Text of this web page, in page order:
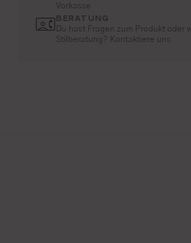
Vorkasse
BERATUNG
Du hast Fragen zum Produkt oder
Stilberatung? Kontaktiere uns